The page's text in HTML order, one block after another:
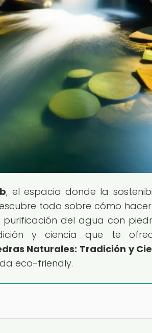
, el espacio donde la
todo sobre cómo
del agua con
y ciencia que te
Naturales: Tradición y
eco-friendly.